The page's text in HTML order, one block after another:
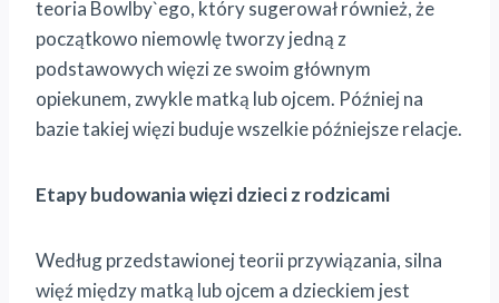
teoria Bowlby`ego, który sugerował również, że
początkowo niemowlę tworzy jedną z
podstawowych więzi ze swoim głównym
opiekunem, zwykle matką lub ojcem. Później na
bazie takiej więzi buduje wszelkie późniejsze relacje.
Etapy budowania więzi dzieci z rodzicami
Według przedstawionej teorii przywiązania, silna
więź między matką lub ojcem a dzieckiem jest